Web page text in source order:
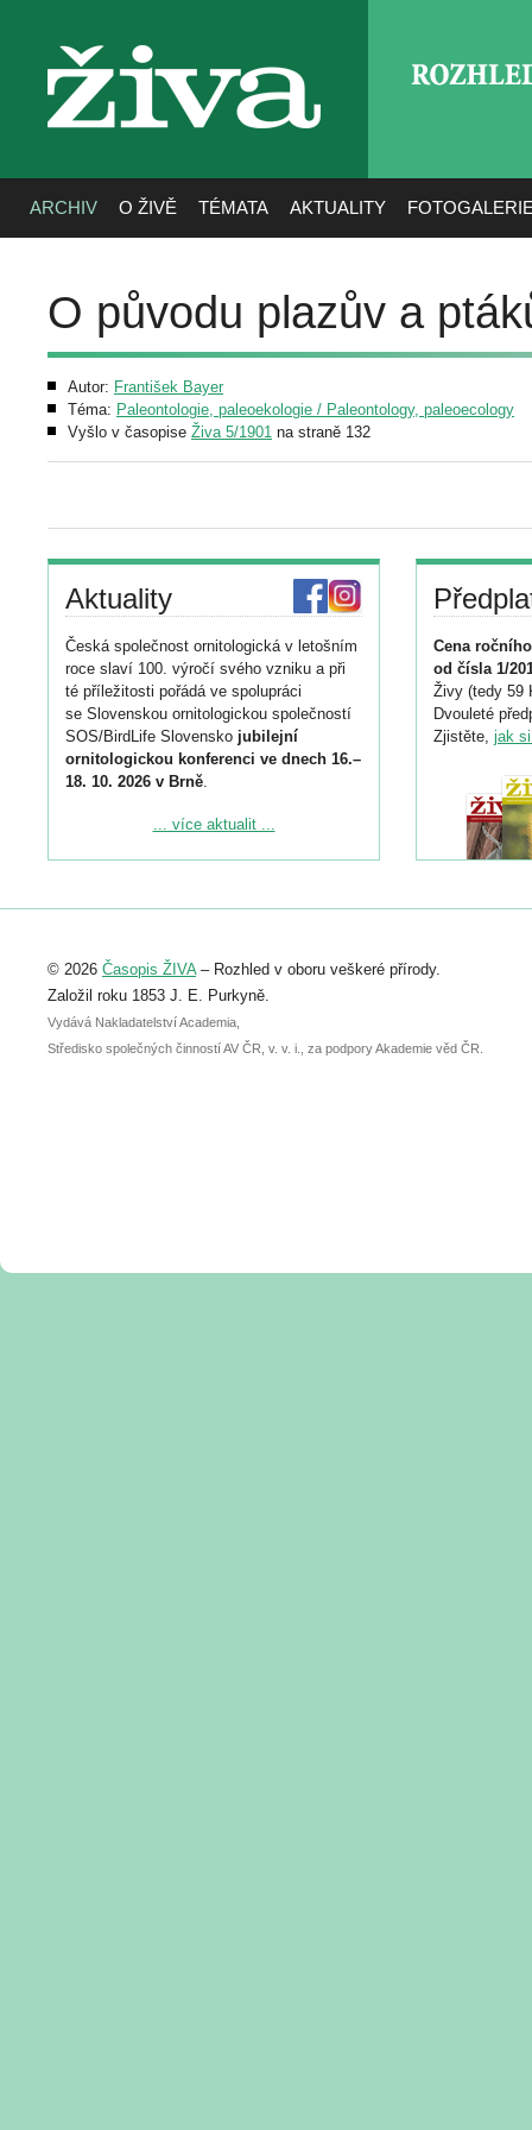
živa
ARCHIV O ŽIVĚ TÉMATA AKTUALITY
O původu plazův a
Autor: František Bayer
Téma: Paleontologie, paleoekologie / Paleontology, paleoecology
Vyšlo v časopise Živa 5/1901 na straně 132
Aktuality
Česká společnost ornitologická v letošním
roce slaví 100. výročí svého vzniku a při
té příležitosti pořádá ve spolupráci
se Slovenskou ornitologickou společností
SOS/BirdLife Slovensko jubilejní
ornitologickou konferenci ve dnech 16.–
18. 10. 2026 v Brně.
Podrobnější informace ke konferenci
Registrovat se můžete do 6. září.
abstraktu přihlášené přednášky nebo
posteru je už 30. června.
... více aktualit ...
Cena
od čísla 1/
Živy (tedy 59
Dvouleté
Zjistěte, jak
© 2026 Časopis ŽIVA– Rozhled v oboru veškeré přírody.
Založil roku 1853 J. E. Purkyně.
Vydává Nakladatelství Academia,
Středisko společných činností AV ČR, v. v. i., za podpory Akademie věd ČR.